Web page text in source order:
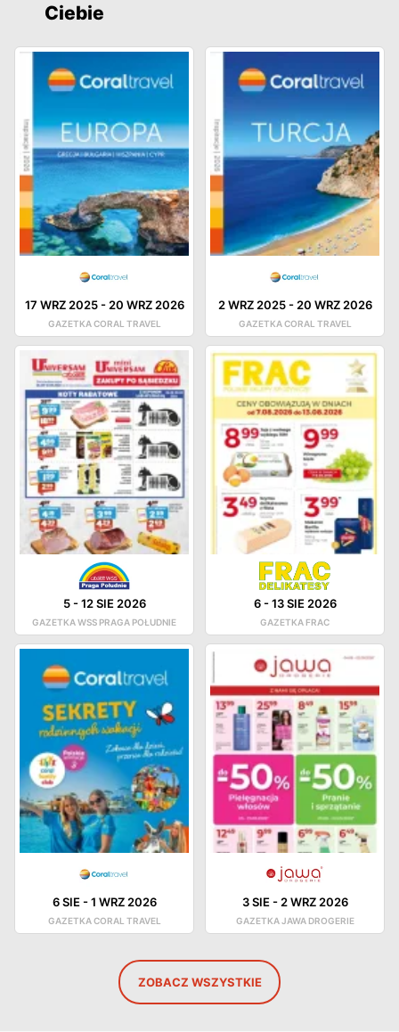
Ciebie
17 WRZ 2025- 20 WRZ 2026
GAZETKA CORAL TRAVEL
2 WRZ 2025- 20 WRZ 2026
GAZETKA CORAL TRAVEL
5-12 SIE 2026
GAZETKA WSS PRAGA POŁUDNIE
6-13 SIE 2026
GAZETKA FRAC
6 SIE-1 WRZ 2026
GAZETKA CORAL TRAVEL
3 SIE-2 WRZ 2026
GAZETKA JAWA DROGERIE
ZOBACZ WSZYSTKIE